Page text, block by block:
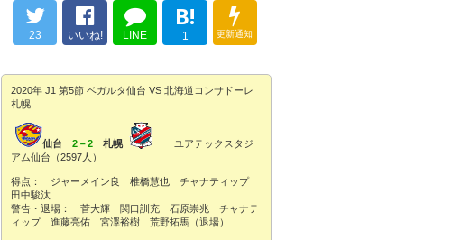
23 いいね! LINE
B!
1 更新通知
2020年 J1 第5節 ベガルタ仙台 VS 北海道コンサドーレ
札幌
仙台 2－2 札幌
ユアテックスタジ
アム仙台（2597人）
得点： ジャーメイン良 椎橋慧也 チャナティップ
田中駿汰
警告・退場： 菅大輝 関口訓充 石原崇兆 チャナテ
ィップ 進藤亮佑 宮澤裕樹 荒野拓馬（退場）